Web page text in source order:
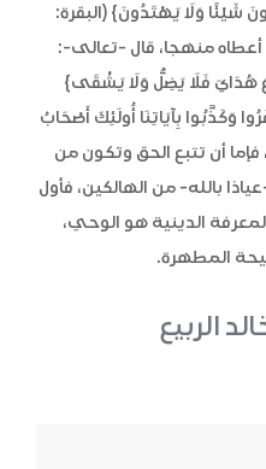
شَيْئًا وَلَا يَهْتَدُونَ} (البقرة:
أعطاه منهجا، قال -تعالى-:
هُدَايَ فَلَا يَضِلُّ وَلَا يَشْقَى}
وَكَذَّبُوا بِآيَاتِنَا أُولَئِكَ أَصْحَابُ
هُمْ فِيهَا خَالِدُونَ} (البقرة: 39)، فإما أن تتبع الحق وتكون من
بالله- من الهالكين، فأول
الدينية هو الوحي،
المطهرة.
الربيع